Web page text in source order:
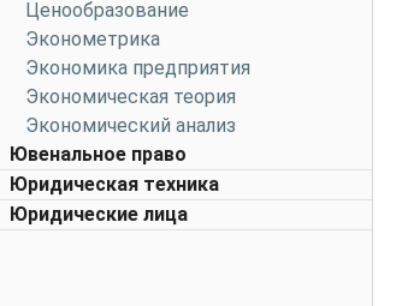
Ценообразование
Эконометрика
Экономика предприятия
Экономическая теория
Экономический анализ
Ювенальное право
Юридическая техника
Юридические лица